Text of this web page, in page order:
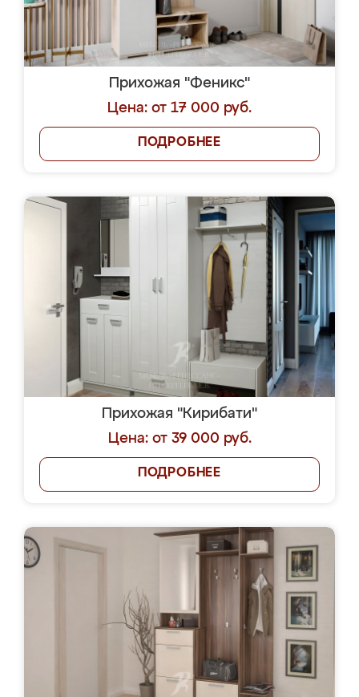
Прихожая "Феникс"
Цена: от 17 000 руб.
ПОДРОБНЕЕ
Прихожая "Кирибати"
Цена: от 39 000 руб.
ПОДРОБНЕЕ